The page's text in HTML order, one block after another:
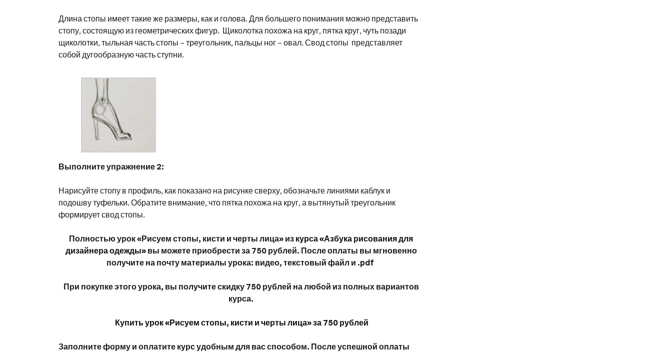
Длина стопы имеет такие же размеры, как и голова. Для большего понимания можно представить
стопу, состоящую из геометрических фигур. Щиколотка похожа на круг, пятка круг, чуть позади
щиколотки, тыльная часть стопы – треугольник, пальцы ног – овал. Свод стопы представляет
собой дугообразную часть ступни.
Выполните упражнение 2:
Нарисуйте стопу в профиль, как показано на рисунке сверху, обозначьте линиями каблук и
подошву туфельки. Обратите внимание, что пятка похожа на круг, а вытянутый треугольник
формирует свод стопы.
Полностью урок «Рисуем стопы, кисти и черты лица» из курса «Азбука рисования для
дизайнера одежды»вы можете приобрести за 750 рублей. После оплаты вы мгновенно
получите на почту материалы урока: видео, текстовый файл и .pdf
При покупке этого урока, вы получите скидку 750 рублей на любой из полных вариантов
курса.
Купить урок «Рисуем стопы, кисти и черты лица» за 750 рублей
Заполните форму и оплатите курс удобным для вас способом. После успешной оплаты